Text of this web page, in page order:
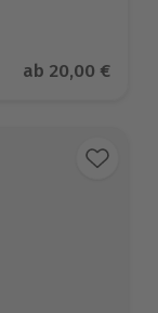
Aktueller Preis
ab 20,00 €